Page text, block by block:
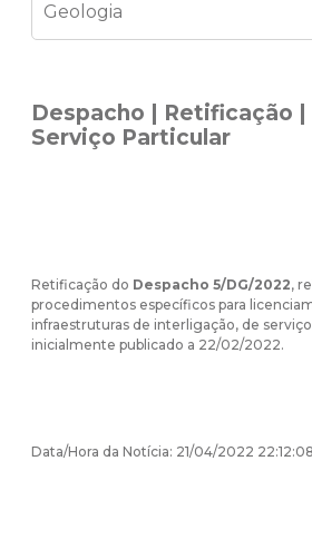
Geologia
Despacho | Retificação |
Serviço Particular
Retificação do Despacho 5/DG/2022,
procedimentos específicos para
infraestruturas de interligação, de
inicialmentepublicado a 22/02/2022.
Data/Hora da Notícia: 21/04/2022 22:12:08